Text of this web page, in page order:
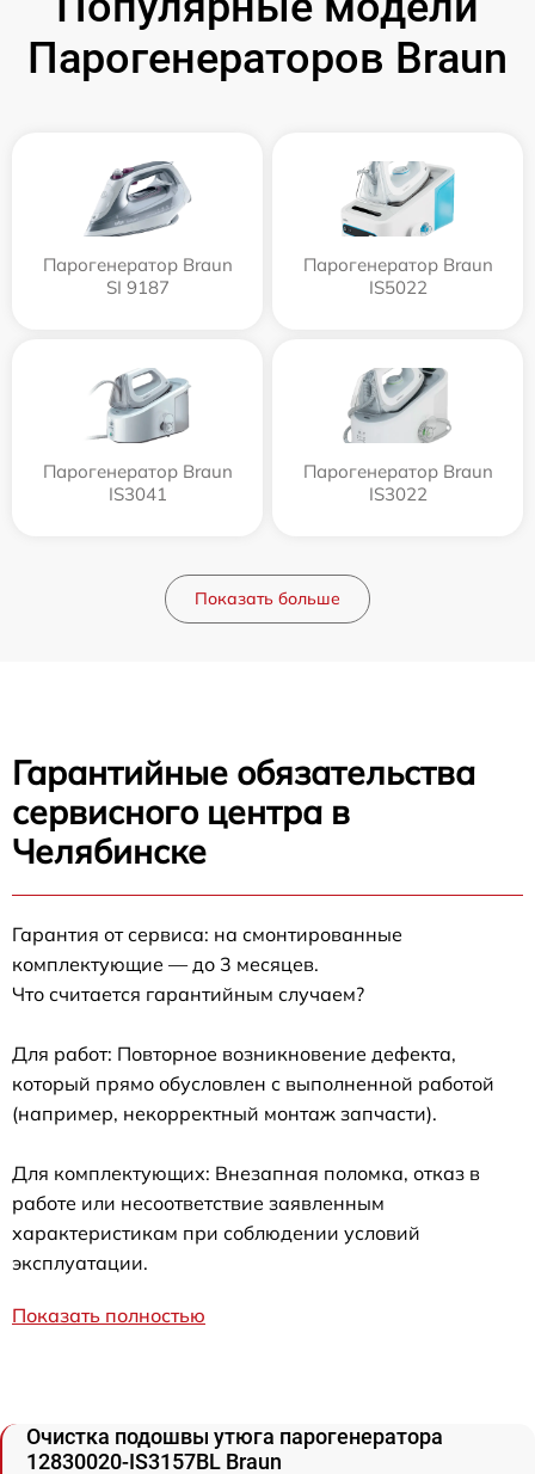
Парогенераторов Braun
Парогенератор Braun
SI 9187
Парогенератор Braun
IS5022
Парогенератор Braun
IS3041
Парогенератор Braun
IS3022
Показать больше
Гарантийные обязательства
сервисного центра в
Челябинске
Гарантия от сервиса: на смонтированные
комплектующие — до 3 месяцев.
Что считается гарантийным случаем?
Для работ: Повторное возникновение дефекта,
который прямо обусловлен с выполненной работой
(например, некорректный монтаж запчасти).
Для комплектующих: Внезапная поломка, отказ в
работе или несоответствие заявленным
характеристикам при соблюдении условий
эксплуатации.
Показать полностью
Очистка подошвы утюга парогенератора
12830020-IS3157BL Braun